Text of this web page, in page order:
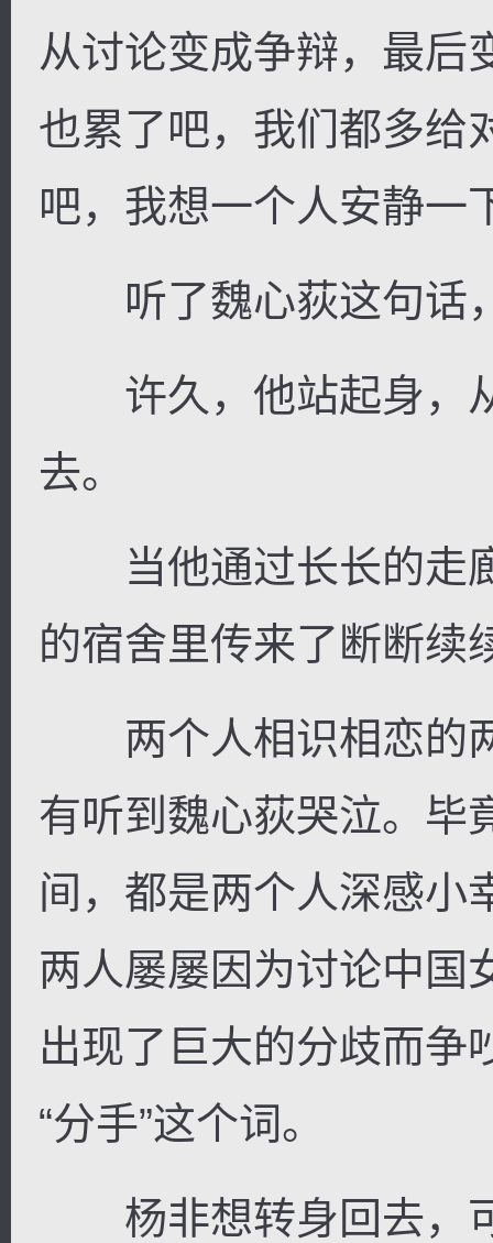
从讨论变成争辩，最
也累了吧，我们都多给
吧，我想一个人安静一
听了魏心荻这句话
许久，他站起身，
去。
当他通过长长的走
的宿舍里传来了断断续
两个人相识相恋的
有听到魏心荻哭泣。毕
间，都是两个人深感小
两人屡屡因为讨论中国
出现了巨大的分歧而争
“分手”这个词。
杨非想转身回去，